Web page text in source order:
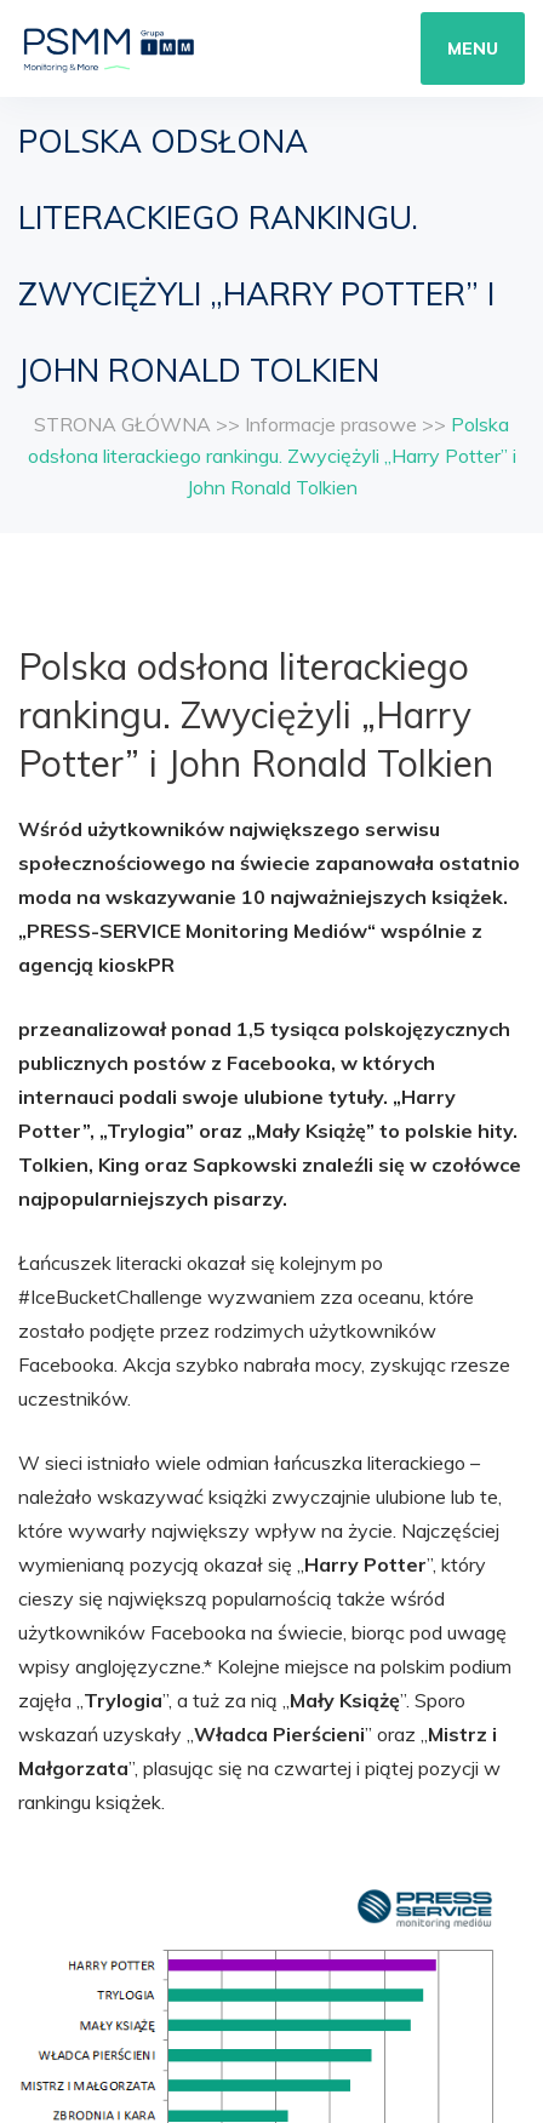
MENU
POLSKA ODSŁONA
LITERACKIEGO RANKINGU.
ZWYCIĘŻYLI „HARRY POTTER” I
JOHN RONALD TOLKIEN
STRONA GŁÓWNA >> Informacje prasowe >> Polska
odsłona literackiego rankingu. Zwyciężyli „Harry Potter” i
John Ronald Tolkien
Polska odsłona literackiego
rankingu. Zwyciężyli „Harry
Potter” i John Ronald Tolkien
Wśród użytkowników największego serwisu
społecznościowego na świecie zapanowała ostatnio
moda na wskazywanie 10 najważniejszych książek.
„PRESS-SERVICE Monitoring Mediów“ wspólnie z
agencją kioskPR
przeanalizował ponad 1,5 tysiąca polskojęzycznych
publicznych postów z Facebooka, w których
internauci podali swoje ulubione tytuły. „Harry
Potter”, „Trylogia” oraz „Mały Książę” to polskie hity.
Tolkien, King oraz Sapkowski znaleźli się w czołówce
najpopularniejszych pisarzy.
Łańcuszek literacki okazał się kolejnym po
#IceBucketChallenge wyzwaniem zza oceanu, które
zostało podjęte przez rodzimych użytkowników
Facebooka. Akcja szybko nabrała mocy, zyskując rzesze
uczestników.
W sieci istniało wiele odmian łańcuszka literackiego –
należało wskazywać książki zwyczajnie ulubione lub te,
które wywarły największy wpływ na życie. Najczęściej
wymienianą pozycją okazał się „Harry Potter”, który
cieszy się największą popularnością także wśród
użytkowników Facebooka na świecie, biorąc pod uwagę
wpisy anglojęzyczne.* Kolejne miejsce na polskim podium
zajęła „Trylogia”, a tuż za nią „Mały Książę”. Sporo
wskazań uzyskały „Władca Pierścieni” oraz „Mistrz i
Małgorzata”, plasując się na czwartej i piątej pozycji w
rankingu książek.